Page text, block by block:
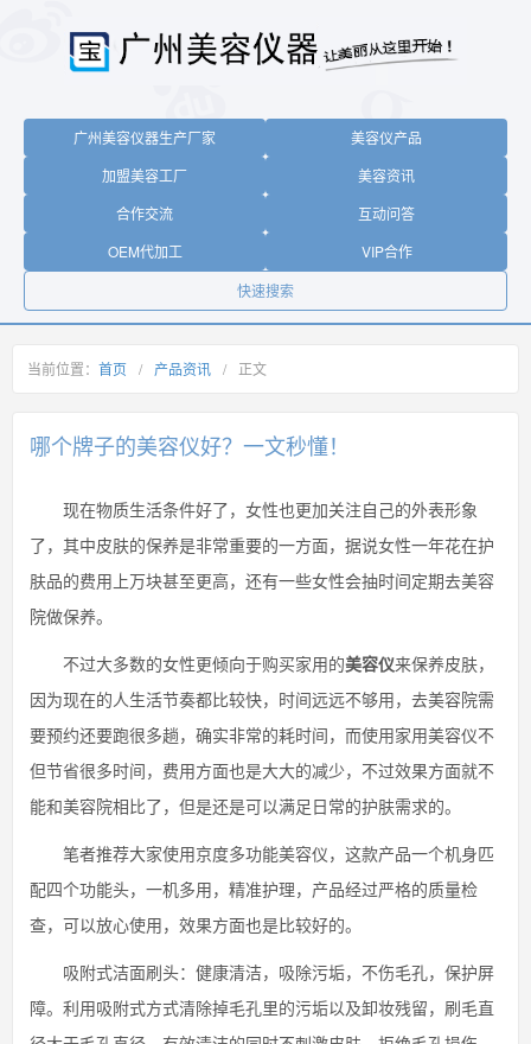
广州美容仪器生产厂家
美容仪产品
加盟美容工厂
美容资讯
合作交流
互动问答
OEM代加工
VIP合作
快速搜索
当前位置： 首页 / 产品资讯 / 正文
哪个牌子的美容仪好？一文秒懂！
现在物质生活条件好了，女性也更加关注自己的外表形象
了，其中皮肤的保养是非常重要的一方面，据说女性一年花在护
肤品的费用上万块甚至更高，还有一些女性会抽时间定期去美容
院做保养。
不过大多数的女性更倾向于购买家用的美容仪来保养皮肤，
因为现在的人生活节奏都比较快，时间远远不够用，去美容院需
要预约还要跑很多趟，确实非常的耗时间，而使用家用美容仪不
但节省很多时间，费用方面也是大大的减少，不过效果方面就不
能和美容院相比了，但是还是可以满足日常的护肤需求的。
笔者推荐大家使用京度多功能美容仪，这款产品一个机身匹
配四个功能头，一机多用，精准护理，产品经过严格的质量检
查，可以放心使用，效果方面也是比较好的。
吸附式洁面刷头：健康清洁，吸除污垢，不伤毛孔，保护屏
障。利用吸附式方式清除掉毛孔里的污垢以及卸妆残留，刷毛直